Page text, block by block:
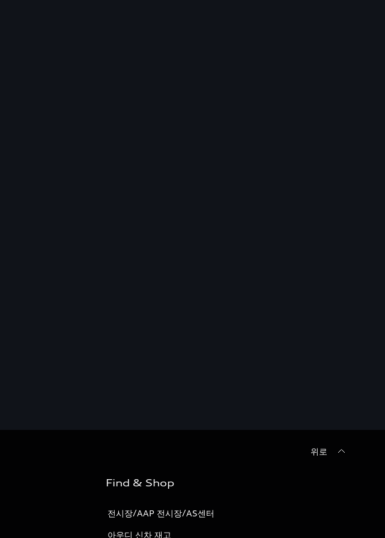
위로
Find & Shop
전시장/AAP 전시장/AS센터
아우디 신차 재고